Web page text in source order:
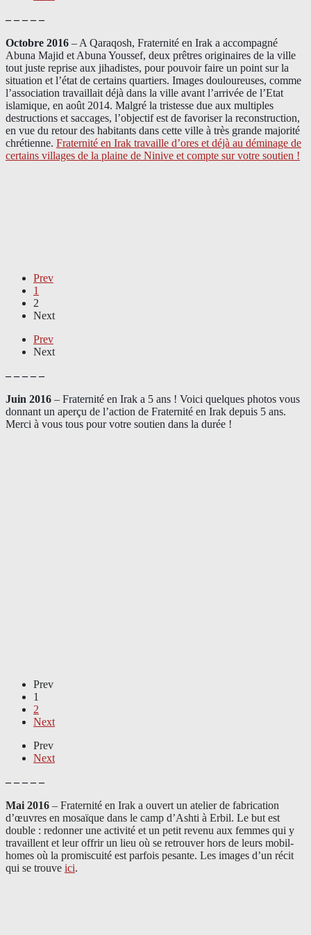
– – – – –
Octobre 2016 – A Qaraqosh, Fraternité en Irak a accompagné
Abuna Majid et Abuna Youssef, deux prêtres originaires de la ville
tout juste reprise aux jihadistes, pour pouvoir faire un point sur la
situation et l’état de certains quartiers. Images douloureuses, comme
l’association travaillait déjà dans la ville avant l’arrivée de l’Etat
islamique, en août 2014. Malgré la tristesse due aux multiples
destructions et saccages, l’objectif est de favoriser la reconstruction,
en vue du retour des habitants dans cette ville à très grande majorité
chrétienne. Fraternité en Irak travaille d’ores et déjà au déminage de
certains villages de la plaine de Ninive et compte sur votre soutien !
Prev
1
2
Next
Prev
Next
– – – – –
Juin 2016 – Fraternité en Irak a 5 ans ! Voici quelques photos vous
donnant un aperçu de l’action de Fraternité en Irak depuis 5 ans.
Merci à vous tous pour votre soutien dans la durée !
Prev
1
2
Next
Prev
Next
– – – – –
Mai 2016 – Fraternité en Irak a ouvert un atelier de fabrication
d’œuvres en mosaïque dans le camp d’Ashti à Erbil. Le but est
double : redonner une activité et un petit revenu aux femmes qui y
travaillent et leur offrir un lieu où se retrouver hors de leurs mobil-
homes où la promiscuité est parfois pesante. Les images d’un récit
qui se trouve ici.